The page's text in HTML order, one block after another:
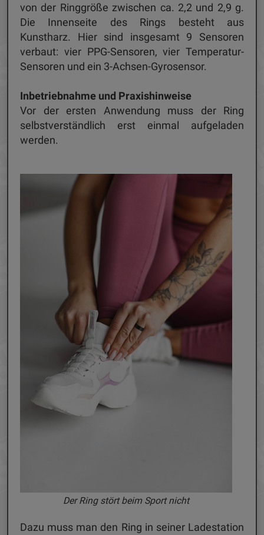
von der Ringgröße zwischen ca. 2,2 und 2,9 g.
Die Innenseite des Rings besteht aus
Kunstharz. Hier sind insgesamt 9 Sensoren
verbaut: vier PPG-Sensoren, vier Temperatur-
Sensoren und ein 3-Achsen-Gyrosensor.
Inbetriebnahme und Praxishinweise
Vor der ersten Anwendung muss der Ring
selbstverständlich erst einmal aufgeladen
werden.
Der Ring stört beim Sport nicht
Dazu muss man den Ring in seiner Ladestation